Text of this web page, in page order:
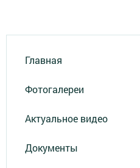
Главная
Фотогалереи
Актуальное видео
Документы